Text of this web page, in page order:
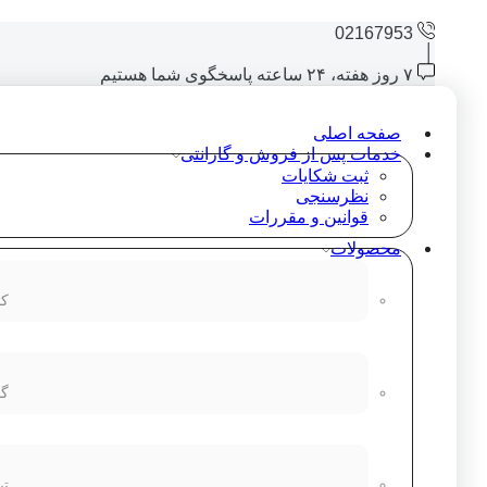
02167953
۷ روز هفته، ۲۴ ساعته پاسخگوی شما هستیم
صفحه اصلی
خدمات پس از فروش و گارانتی
ثبت شکایات
نظرسنجی
قوانین و مقررات
محصولات